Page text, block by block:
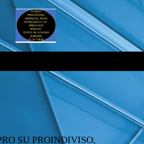
SU PROINDIVISO,